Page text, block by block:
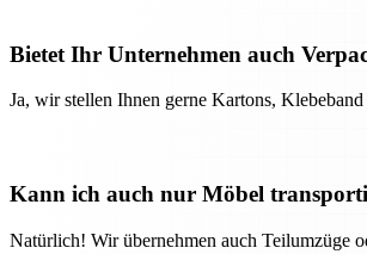
Bietet Ihr Unternehmen auch
Ja, wir stellen Ihnen gerne Kartons,
Kann ich auch nur Möbel
Natürlich! Wir übernehmen auch Teilumzüge